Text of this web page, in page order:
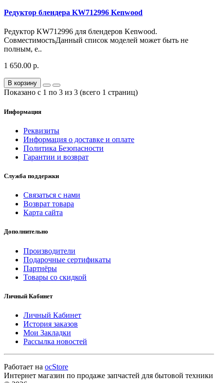
Редуктор блендера KW712996 Kenwood
Редуктор KW712996 для блендеров Kenwood.
СовместимостьДанный список моделей может быть не
полным, е..
1 650.00 р.
В корзину
Показано с 1 по 3 из 3 (всего 1 страниц)
Информация
Реквизиты
Информация о доставке и оплате
Политика Безопасности
Гарантии и возврат
Служба поддержки
Связаться с нами
Возврат товара
Карта сайта
Дополнительно
Производители
Подарочные сертификаты
Партнёры
Товары со скидкой
Личный Кабинет
Личный Кабинет
История заказов
Мои Закладки
Рассылка новостей
Работает на ocStore
Интернет магазин по продаже запчастей для бытовой техники